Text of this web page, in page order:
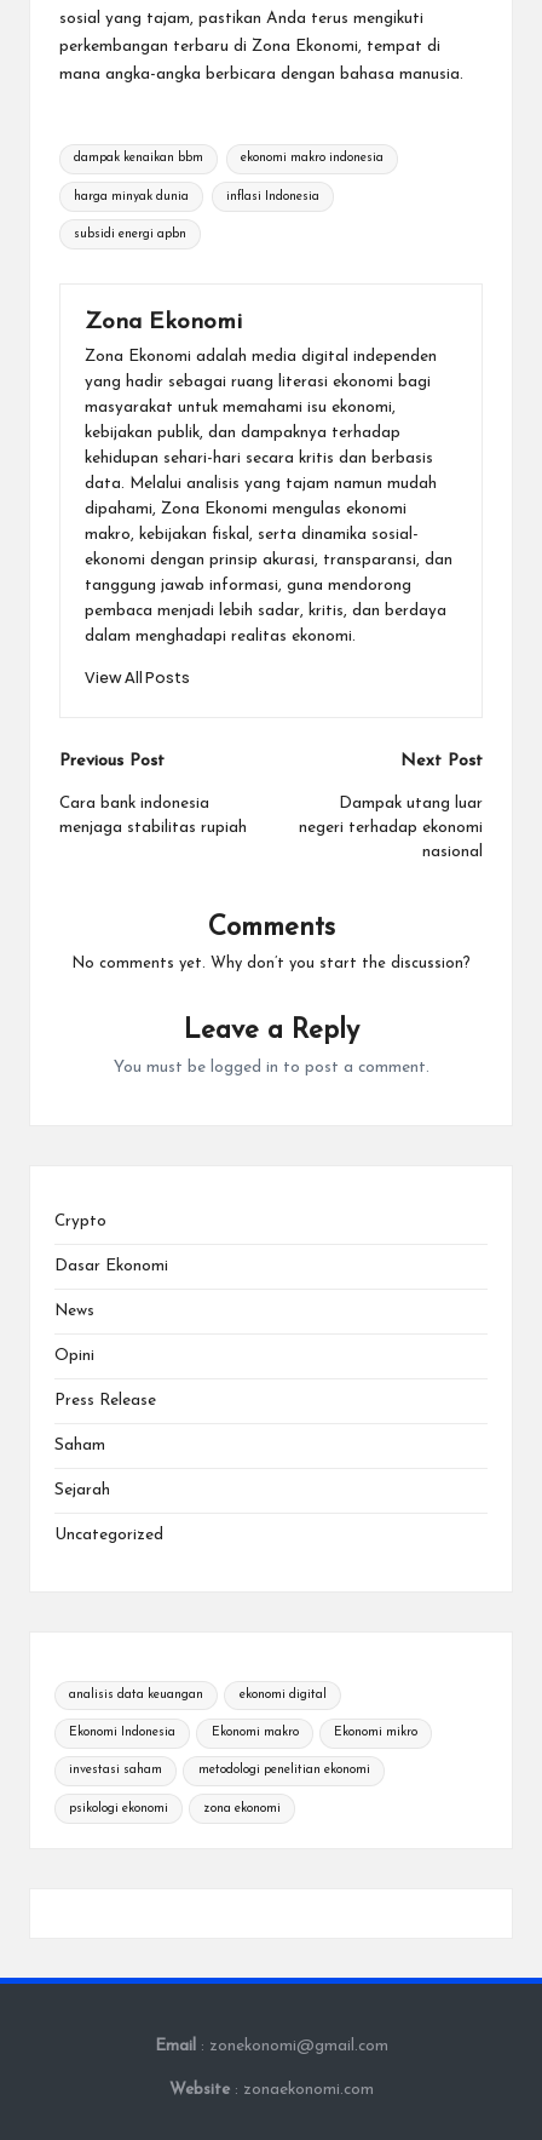
sosial yang tajam, pastikan Anda terus mengikuti
perkembangan terbaru di Zona Ekonomi , tempat di
mana angka-angka berbicara dengan bahasa manusia.
Tags:
dampak kenaikan bbm ekonomi makro indonesia
harga minyak dunia inflasi Indonesia
subsidi energi apbn
Zona Ekonomi
Zona Ekonomi adalah media digital independen
yang hadir sebagai ruang literasi ekonomi bagi
masyarakat untuk memahami isu ekonomi,
kebijakan publik, dan dampaknya terhadap
kehidupan sehari-hari secara kritis dan berbasis
data. Melalui analisis yang tajam namun mudah
dipahami, Zona Ekonomi mengulas ekonomi
makro, kebijakan fiskal, serta dinamika sosial-
ekonomi dengan prinsip akurasi, transparansi, dan
tanggung jawab informasi, guna mendorong
pembaca menjadi lebih sadar, kritis, dan berdaya
dalam menghadapi realitas ekonomi.
View All Posts
Post
navigation
Previous Post
Cara bank indonesia
menjaga stabilitas rupiah
Next Post
Dampak utang luar
negeri terhadap ekonomi
nasional
Comments
No comments yet. Why don’t you start the discussion?
Leave a Reply
You must be logged in to post a comment.
Crypto
Dasar Ekonomi
News
Opini
Press Release
Saham
Sejarah
Uncategorized
analisis data keuangan ekonomi digital
Ekonomi Indonesia Ekonomi makro Ekonomi mikro
investasi saham metodologi penelitian ekonomi
psikologi ekonomi zona ekonomi
Email : zonekonomi@gmail.com
Website : zonaekonomi.com